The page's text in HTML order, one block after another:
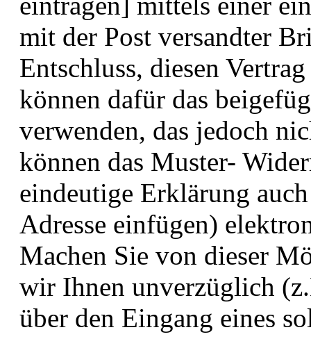
mit der Post versandter
Entschluss, diesen
können dafür das
verwenden, das jedoch
können das Muster-
eindeutige Erklärung
Adresse einfügen)
Machen Sie von dieser
wir Ihnen unverzüglich
über den Eingang eines